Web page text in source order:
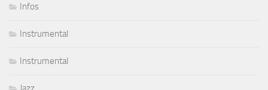
Infos
Instrumental
Instrumental